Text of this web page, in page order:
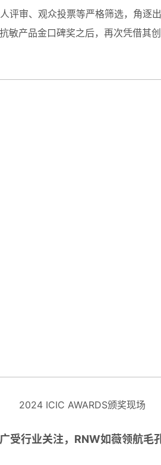
评审、观众投票等严格筛选，角
产品金口碑奖之后，再次凭借其
2024 ICIC AWARDS颁奖现场
受行业关注，RNW如薇领航毛